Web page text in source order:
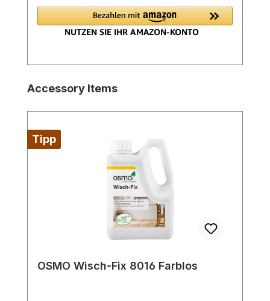
Produktgalerie überspringen
Accessory Items
Tipp
OSMO Wisch-Fix 8016 Farblos